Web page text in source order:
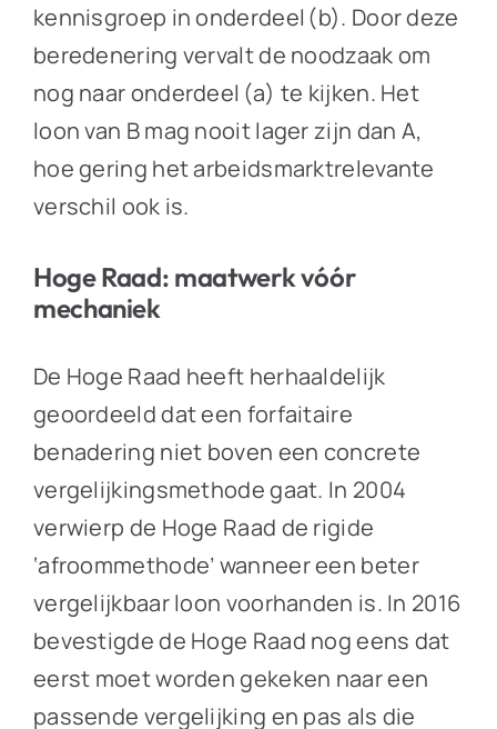
kennisgroep in onderdeel (b). Door deze
beredenering vervalt de noodzaak om
nog naar onderdeel (a) te kijken. Het
loon van B mag nooit lager zijn dan A,
hoe gering het arbeidsmarktrelevante
verschil ook is.
Hoge Raad: maatwerk vóór
mechaniek
De Hoge Raad heeft herhaaldelijk
geoordeeld dat een forfaitaire
benadering niet boven een concrete
vergelijkingsmethode gaat. In 2004
verwierp de Hoge Raad de rigide
‘afroommethode’ wanneer een beter
vergelijkbaar loon voorhanden is. In 2016
bevestigde de Hoge Raad nog eens dat
eerst moet worden gekeken naar een
passende vergelijking en pas als die